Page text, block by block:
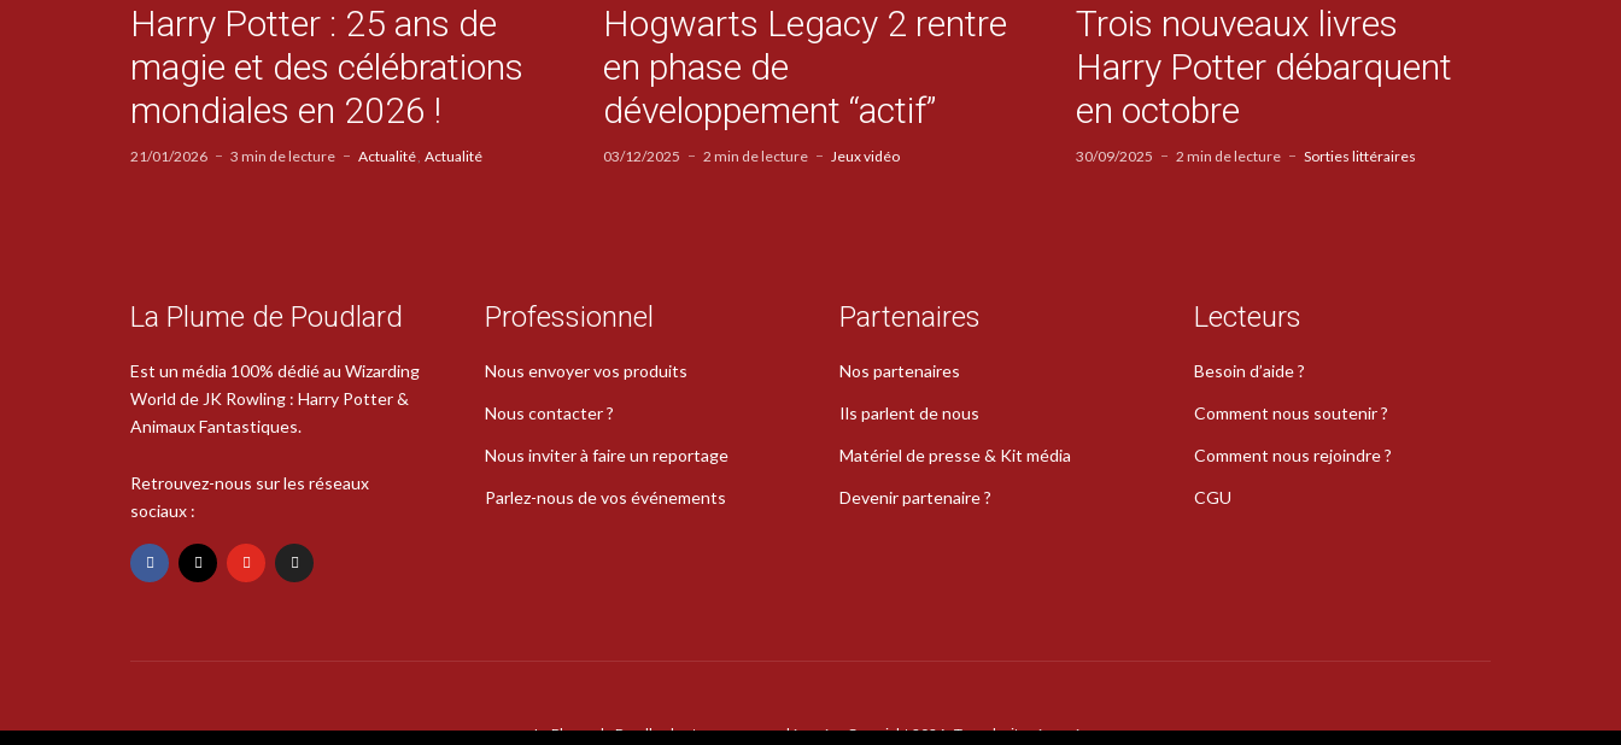
Harry Potter : 25 ans de
magie et des célébrations
mondiales en 2026 !
21/01/2026 3 min de lecture Actualité Actualité
Hogwarts Legacy 2 rentre
en phase de
développement “actif”
03/12/2025 2 min de lecture Jeux vidéo
Trois nouveaux livres
Harry Potter débarquent
en octobre
30/09/2025 2 min de lecture Sorties littéraires
La Plume de Poudlard
Est un média 100% dédié au Wizarding
World de JK Rowling : Harry Potter &
Animaux Fantastiques.
Retrouvez-nous sur les réseaux
sociaux :
Professionnel
Nous envoyer vos produits
Nous contacter ?
Nous inviter à faire un reportage
Parlez-nous de vos événements
Partenaires
Nos partenaires
Ils parlent de nous
Matériel de presse & Kit média
Devenir partenaire ?
Lecteurs
Besoin d’aide ?
Comment nous soutenir ?
Comment nous rejoindre ?
CGU
La Plume de Poudlard est une marque déposée · Copyright 2026 · Tous droits réservés